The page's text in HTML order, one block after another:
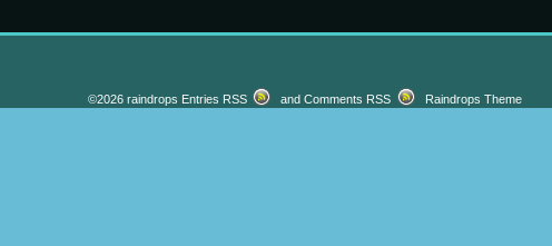
©2026 raindrops Entries RSS and Comments RSS Raindrops Theme